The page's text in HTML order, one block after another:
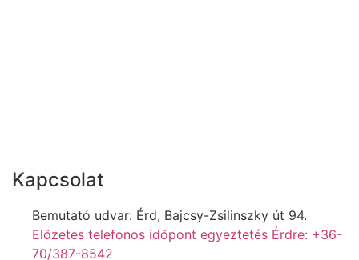
Kapcsolat
Bemutató udvar: Érd, Bajcsy-Zsilinszky út 94.
Előzetes telefonos időpont egyeztetés Érdre: +36-
70/387-8542